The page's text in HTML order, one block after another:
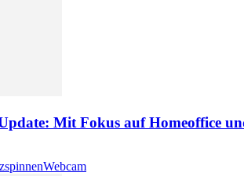
Mit Fokus auf Homeoffice
Webcam